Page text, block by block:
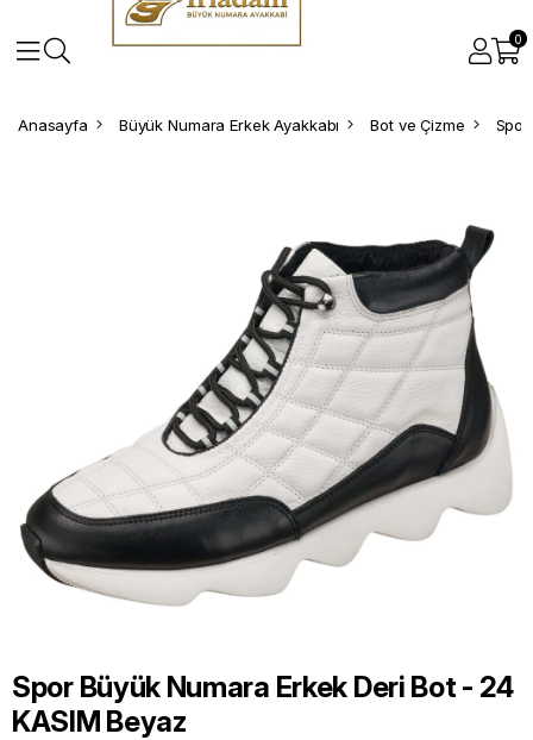
0
Anasayfa Büyük Numara Erkek Ayakkabı Bot ve Çizme
Spor Büyük Numara Erkek Deri Bot - 24
KASIM Beyaz